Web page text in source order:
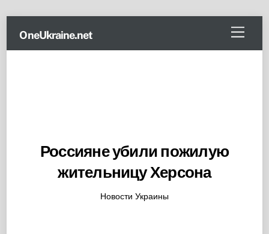
content
Menu
OneUkraine.net
Россияне убили пожилую
жительницу Херсона
Новости Украины